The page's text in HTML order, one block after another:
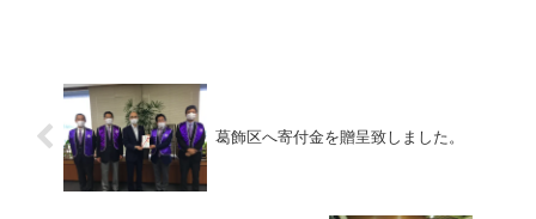
葛飾区へ寄付金を贈呈致しました。